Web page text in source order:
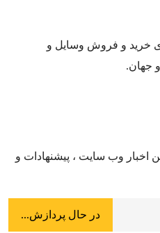
خرید و فروش وسایل و
جهان.
اخبار وب سایت ، پیشنهادات و